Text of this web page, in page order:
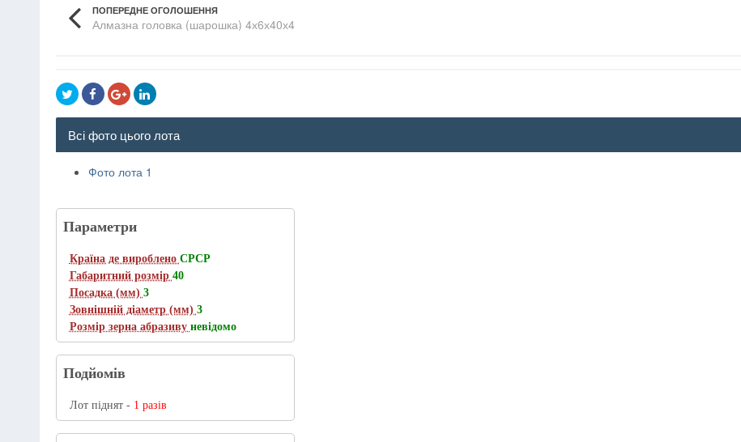
ПОПЕРЕДНЕ ОГОЛОШЕННЯ
Алмазна головка (шарошка) 4х6х40х4
Всі фото цього лота
Фото лота 1
Параметри
Країна де вироблено СРСР
Габаритний розмір 40
Посадка (мм) 3
Зовнішній діаметр (мм) 3
Розмір зерна абразиву невідомо
Подйомів
Лот піднят - 1 разів